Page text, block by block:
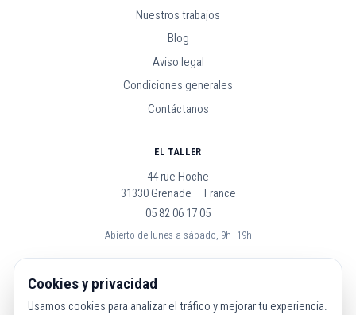
Nuestros trabajos
Blog
Aviso legal
Condiciones generales
Contáctanos
EL TALLER
44 rue Hoche
31330 Grenade — France
05 82 06 17 05
Abierto de lunes a sábado, 9h–19h
SÍGUENOS
Cookies y privacidad
Usamos cookies para analizar el tráfico y mejorar tu experiencia.